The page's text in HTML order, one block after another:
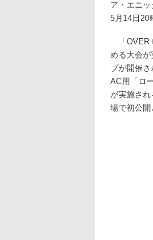
ア・エニ
5月14日20
「OVER
める大会
ブが開催
AC用「ロ
が実施さ
場で初公開